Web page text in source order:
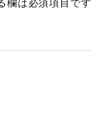
欄は必須項目です